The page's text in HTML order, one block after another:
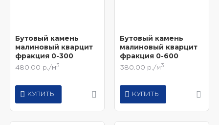
Бутовый камень
малиновый кварцит
фракция 0-300
480.00 р./м 3
КУПИТЬ
Бутовый камень
малиновый кварцит
фракция 0-600
380.00 р./м 3
КУПИТЬ